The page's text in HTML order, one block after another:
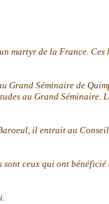
martyr de la France. Ces
Grand Séminaire de
au Grand
, il entrait au
ceux qui ont